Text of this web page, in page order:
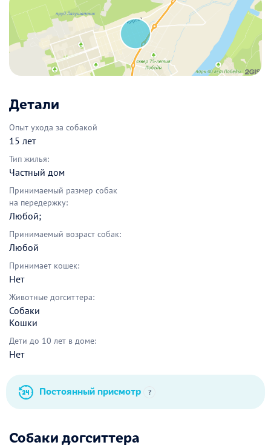
Детали
Опыт ухода за собакой
15 лет
Тип жилья:
Частный дом
Принимаемый размер собак
на передержку:
Любой;
Принимаемый возраст собак:
Любой
Принимает кошек:
Нет
Животные догситтера:
Собаки
Кошки
Дети до 10 лет в доме:
Нет
Постоянный присмотр ?
Собаки догситтера